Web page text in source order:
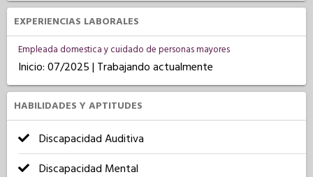
EXPERIENCIAS LABORALES
Empleada domestica y cuidado de personas mayores
Inicio: 07/2025 | Trabajando actualmente
HABILIDADES Y APTITUDES
Discapacidad Auditiva
Discapacidad Mental